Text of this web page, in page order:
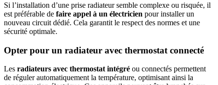
Si l’installation d’une prise radiateur semble complexe ou risquée, il
est préférable de faire appel à un électricien pour installer un
nouveau circuit dédié. Cela garantit le respect des normes et une
sécurité optimale.
Opter pour un radiateur avec thermostat connecté
Les radiateurs avec thermostat intégré ou connectés permettent
de réguler automatiquement la température, optimisant ainsi la